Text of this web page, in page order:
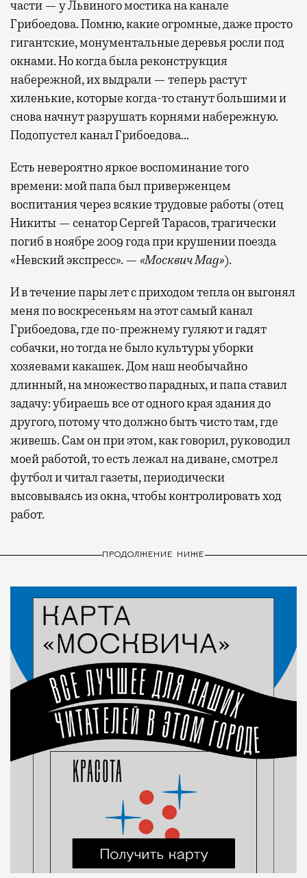
части — у Львиного мостика на канале
Грибоедова. Помню, какие огромные, даже просто
гигантские, монументальные деревья росли под
окнами. Но когда была реконструкция
набережной, их выдрали — теперь растут
хиленькие, которые когда-то станут большими и
снова начнут разрушать корнями набережную.
Подопустел канал Грибоедова…
Есть невероятно яркое воспоминание того
времени: мой папа был приверженцем
воспитания через всякие трудовые работы (отец
Никиты — сенатор Сергей Тарасов, трагически
погиб в ноябре 2009 года при крушении поезда
«Невский экспресс». — «Москвич Mag»).
И в течение пары лет с приходом тепла он выгонял
меня по воскресеньям на этот самый канал
Грибоедова, где по-прежнему гуляют и гадят
собачки, но тогда не было культуры уборки
хозяевами какашек. Дом наш необычайно
длинный, на множество парадных, и папа ставил
задачу: убираешь все от одного края здания до
другого, потому что должно быть чисто там, где
живешь. Сам он при этом, как говорил, руководил
моей работой, то есть лежал на диване, смотрел
футбол и читал газеты, периодически
высовываясь из окна, чтобы контролировать ход
работ.
ПРОДОЛЖЕНИЕ НИЖЕ